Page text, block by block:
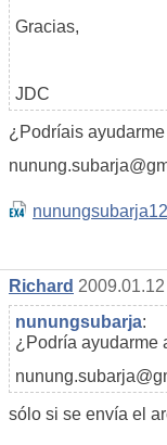
Gracias,
JDC
¿Podríais
Richard
nunungsubarja:
¿Podría ayudarme
sólo si se envía el